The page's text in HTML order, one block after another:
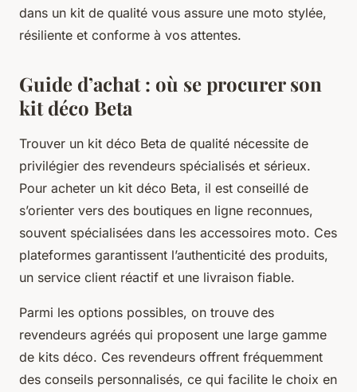
dans un kit de qualité vous assure une moto stylée,
résiliente et conforme à vos attentes.
Guide d’achat : où se procurer son
kit déco Beta
Trouver un kit déco Beta de qualité nécessite de
privilégier des revendeurs spécialisés et sérieux.
Pour acheter un kit déco Beta, il est conseillé de
s’orienter vers des boutiques en ligne reconnues,
souvent spécialisées dans les accessoires moto. Ces
plateformes garantissent l’authenticité des produits,
un service client réactif et une livraison fiable.
Parmi les options possibles, on trouve des
revendeurs agréés qui proposent une large gamme
de kits déco. Ces revendeurs offrent fréquemment
des conseils personnalisés, ce qui facilite le choix en